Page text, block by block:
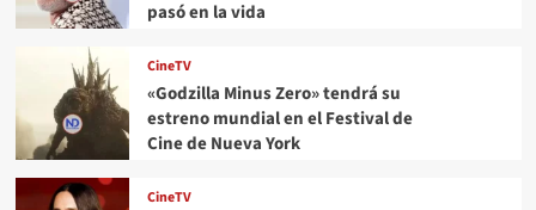
pasó en la vida
CineTV
«Godzilla Minus Zero» tendrá su
estreno mundial en el Festival de
Cine de Nueva York
CineTV